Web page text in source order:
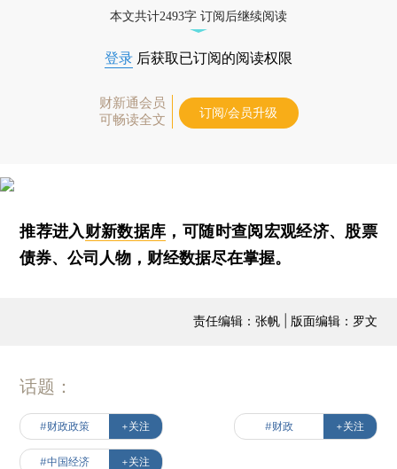
本文共计2493字 订阅后继续阅读
登录 后获取已订阅的阅读权限
财新通会员
可畅读全文
订阅/会员升级
推荐进入财新数据库 ，可随时查阅宏观经济、股票
债券、公司人物，财经数据尽在掌握。
责任编辑：张帆 | 版面编辑：罗文
话题：
#财政政策 +关注 #财政 +关注
#中国经济 +关注